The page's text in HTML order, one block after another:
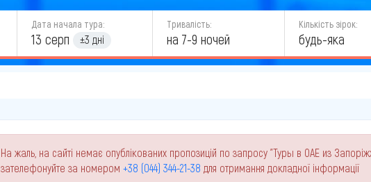
Дата начала тура:
13 серп ±3 дні
Тривалість:
на 7-9 ночей
Кількість зірок:
будь-яка
На жаль, на сайті немає опублікованих пропозицій по запросу "Туры в ОАЕ из
зателефонуйте за номером +38 (044) 344-21-38 для отримання докладної інформації